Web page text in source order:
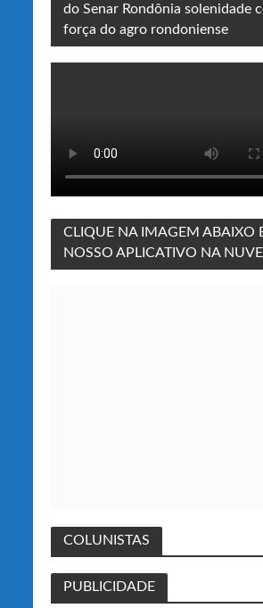
do Senar Rondônia solenidade
força do agro rondoniense
CLIQUE NA IMAGEM ABAIXO
NOSSO APLICATIVO NA
COLUNISTAS
PUBLICIDADE